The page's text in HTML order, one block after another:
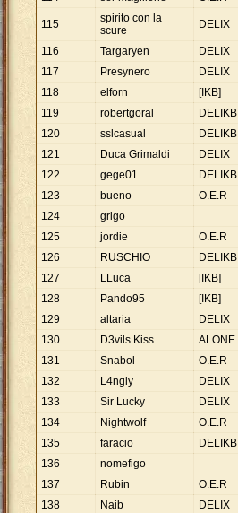
115
spirito con la
scure
DELIX
116 Targaryen DELIX
117
Presynero DELIX
118
elforn [IKB]
119
robertgoral DELIKB
120
sslcasual DELIKB
121
Duca Grimaldi DELIX
122
gege01 DELIKB
123
bueno O.E.R
124
grigo
125
jordie O.E.R
126
RUSCHIO DELIKB
127
LLuca [IKB]
128
Pando95 [IKB]
129
altaria DELIX
130
D3vils Kiss ALONE
131
Snabol O.E.R
132
L4ngly DELIX
133
Sir Lucky DELIX
134
Nightwolf O.E.R
135
faracio DELIKB
136
nomefigo
137
Rubin O.E.R
138
Naib DELIX